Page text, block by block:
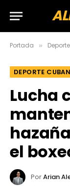
Portada »
DEPORTE
Lucha
el
PorArian